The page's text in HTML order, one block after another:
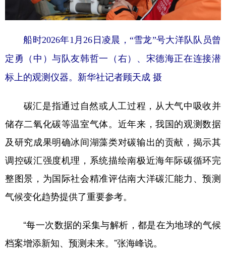
船时2026年1月26日凌晨，“雪龙”号大洋队队员曾
定勇（中）与队友韩哲一（右）、宋德海正在连接潜
标上的观测仪器。新华社记者顾天成 摄
碳汇是指通过自然或人工过程，从大气中吸收并
储存二氧化碳等温室气体。近年来，我国的观测数据
及研究成果明确冰间湖藻类对碳输出的贡献，揭示其
调控碳汇强度机理，系统描绘南极近海年际碳循环完
整图景，为国际社会精准评估南大洋碳汇能力、预测
气候变化趋势提供了重要参考。
“每一次数据的采集与解析，都是在为地球的气候
档案增添新知、预测未来。”张海峰说。